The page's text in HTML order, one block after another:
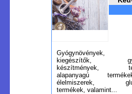
Gyógynövények,
kiegészítők,
készítmények,
alapanyagú
élelmiszerek,
termékek, valamint...